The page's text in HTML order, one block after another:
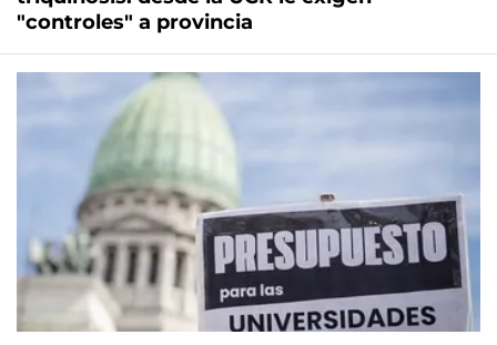
"controles" a provincia